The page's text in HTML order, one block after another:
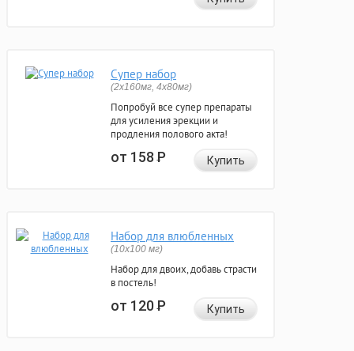
Супер набор
(2х160мг, 4х80мг)
Попробуй все супер препараты
для усиления эрекции и
продления полового акта!
от 158Р Купить
Набор для влюбленных
(10х100 мг)
Набор для двоих, добавь страсти
в постель!
от 120Р Купить